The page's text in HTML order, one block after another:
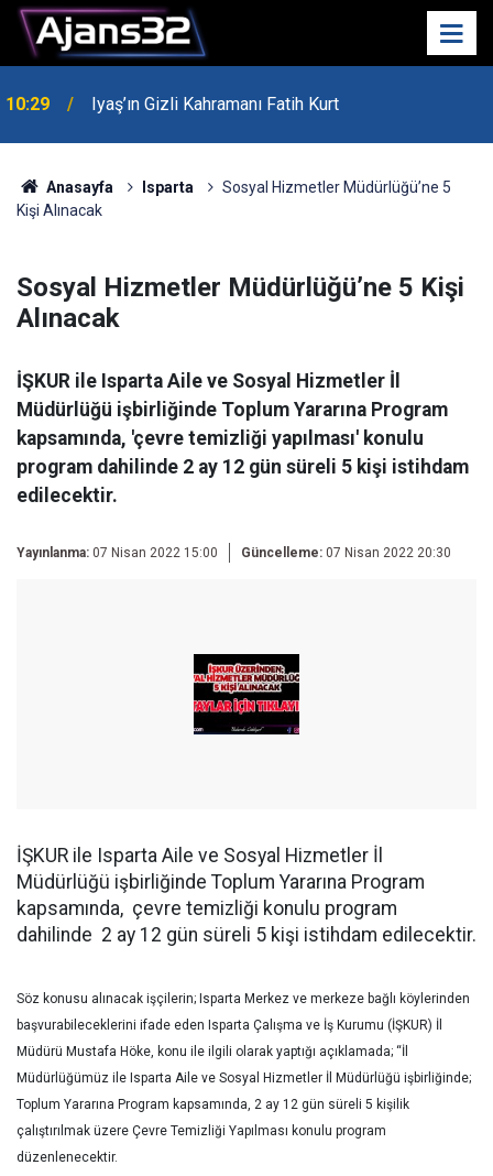
10:29 Iyaş’ın Gizli Kahramanı Fatih Kurt
00:52 Isparta'da Asker Eğlencesinde Kavga Çıktı
Anasayfa Isparta
Sosyal Hizmetler Müdürlüğü’ne 5
Kişi Alınacak
Sosyal Hizmetler Müdürlüğü’ne 5 Kişi
Alınacak
İŞKUR ile Isparta Aile ve Sosyal Hizmetler İl
Müdürlüğü işbirliğinde Toplum Yararına Program
kapsamında, 'çevre temizliği yapılması' konulu
program dahilinde 2 ay 12 gün süreli 5 kişi istihdam
edilecektir.
Yayınlanma: 07 Nisan 2022 15:00 Güncelleme: 07 Nisan 2022 20:30
İŞKUR ile Isparta Aile ve Sosyal Hizmetler İl
Müdürlüğü işbirliğinde Toplum Yararına Program
kapsamında, çevre temizliği konulu program
dahilinde 2 ay 12 gün süreli 5 kişi istihdam edilecektir.
Söz konusu alınacak işçilerin; Isparta Merkez ve merkeze bağlı köylerinden
başvurabileceklerini ifade eden Isparta Çalışma ve İş Kurumu (İŞKUR) İl
Müdürü Mustafa Höke, konu ile ilgili olarak yaptığı açıklamada; “İl
Müdürlüğümüz ile Isparta Aile ve Sosyal Hizmetler İl Müdürlüğü işbirliğinde;
Toplum Yararına Program kapsamında, 2 ay 12 gün süreli 5 kişilik
çalıştırılmak üzere Çevre Temizliği Yapılması konulu program
düzenlenecektir.